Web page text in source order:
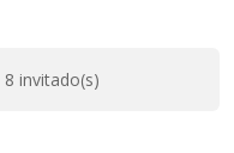
8 invitado(s)